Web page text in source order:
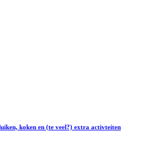
koken en (te veel?) extra activteiten